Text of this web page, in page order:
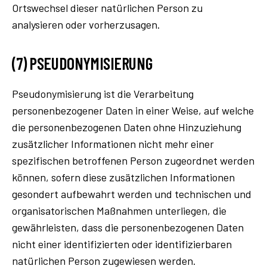
Ortswechsel dieser natürlichen Person zu
analysieren oder vorherzusagen.
(7) PSEUDONYMISIERUNG
Pseudonymisierung ist die Verarbeitung
personenbezogener Daten in einer Weise, auf welche
die personenbezogenen Daten ohne Hinzuziehung
zusätzlicher Informationen nicht mehr einer
spezifischen betroffenen Person zugeordnet werden
können, sofern diese zusätzlichen Informationen
gesondert aufbewahrt werden und technischen und
organisatorischen Maßnahmen unterliegen, die
gewährleisten, dass die personenbezogenen Daten
nicht einer identifizierten oder identifizierbaren
natürlichen Person zugewiesen werden.